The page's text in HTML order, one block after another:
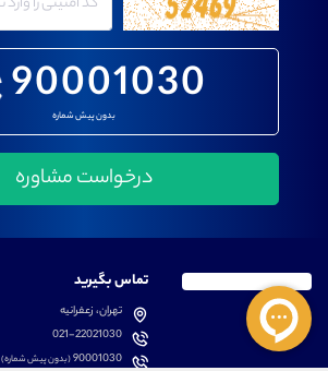
90001030
بدون پیش شماره
تماس بگیرید
تهران، زعفرانیه
021-22021030
90001030(بدون پیش شماره)